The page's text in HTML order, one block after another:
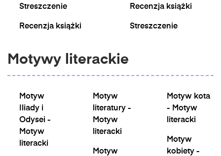
Streszczenie
Recenzja książki
Recenzja książki
Streszczenie
Motywy literackie
Motyw
Iliady i
Odysei -
Motyw
literacki
Motyw
literatury -
Motyw
literacki
Motyw
Motyw kota
- Motyw
literacki
Motyw
kobiety -